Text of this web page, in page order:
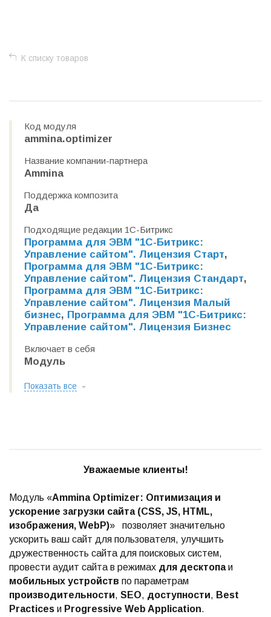
К списку товаров
Код модуля
ammina.optimizer
Название компании-партнера
Ammina
Поддержка композита
Да
Подходящие редакции 1С-Битрикс
Программа для ЭВМ "1С-Битрикс:
Управление сайтом". Лицензия Старт,
Программа для ЭВМ "1С-Битрикс:
Управление сайтом". Лицензия Стандарт,
Программа для ЭВМ "1С-Битрикс:
Управление сайтом". Лицензия Малый
бизнес, Программа для ЭВМ "1С-Битрикс:
Управление сайтом". Лицензия Бизнес
Включает в себя
Модуль
Показать все
Уважаемые клиенты!
Модуль «Ammina Optimizer: Оптимизация и
ускорение загрузки сайта (CSS, JS, HTML,
изображения, WebP)» позволяет значительно
ускорить ваш сайт для пользователя, улучшить
дружественность сайта для поисковых систем,
провести аудит сайта в режимах для десктопаи
мобильных устройств по параметрам
производительности, SEO, доступности, Best
Practices и Progressive Web Application.